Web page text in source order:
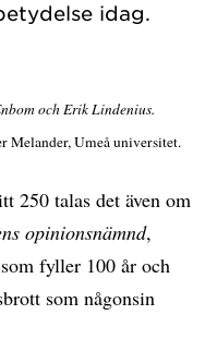
och Erik Lindenius.
Melander, Umeå universitet.
250 talas det även om
opinionsnämnd,
fyller 100 år och
som någonsin